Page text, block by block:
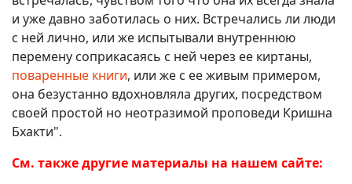
и уже давно заботилась о них. Встречались ли люди
с ней лично, или же испытывали внутреннюю
перемену соприкасаясь с ней через ее киртаны,
поваренные книги, или же с ее живым примером,
она безустанно вдохновляла других, посредством
своей простой но неотразимой проповеди Кришна
Бхакти".
См. также другие материалы на нашем сайте: